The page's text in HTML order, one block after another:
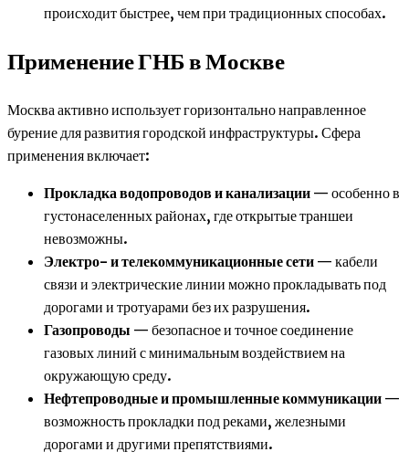
происходит быстрее, чем при традиционных способах.
Применение ГНБ в Москве
Москва активно использует горизонтально направленное
бурение для развития городской инфраструктуры. Сфера
применения включает:
Прокладка водопроводов и канализации — особенно в
густонаселенных районах, где открытые траншеи
невозможны.
Электро- и телекоммуникационные сети — кабели
связи и электрические линии можно прокладывать под
дорогами и тротуарами без их разрушения.
Газопроводы — безопасное и точное соединение
газовых линий с минимальным воздействием на
окружающую среду.
Нефтепроводные и промышленные коммуникации —
возможность прокладки под реками, железными
дорогами и другими препятствиями.